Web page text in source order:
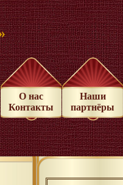
О нас
Контакты
Наши
партнёры